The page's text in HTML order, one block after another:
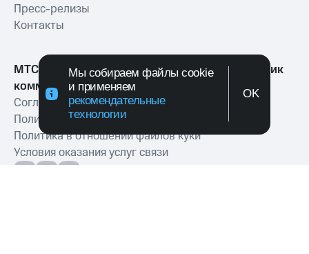
Мы собираем файлы cookie
и применяем
рекомендательные
технологии
OK
Пресс-релизы
Контакты
МТС Exolve (АО «МТТ») — ведущий разработчик
коммуникационных решений для бизнеса
Согласие на обработку персональных данных
Политика обработки персональных данных
Политика в отношении файлов куки
Условия оказания услуг связи